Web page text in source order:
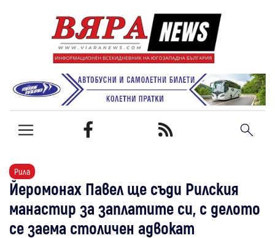
Рила
Йеромонах Павел ще съди Рилския
манастир за заплатите си, с делото
се заема столичен адвокат